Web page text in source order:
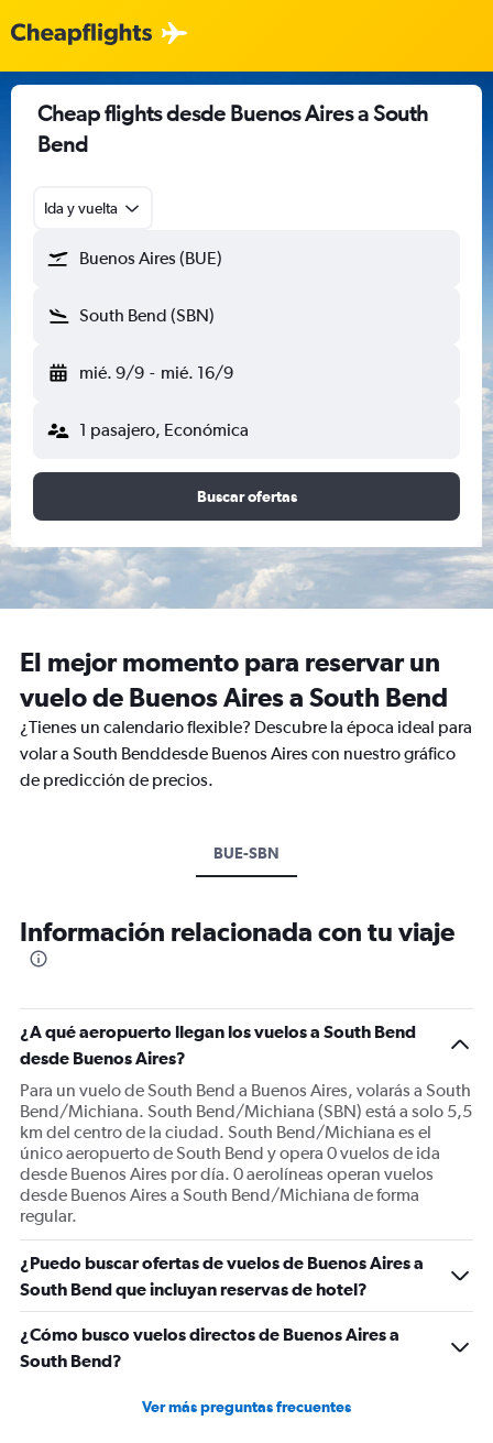
Cheap flights desde Buenos Aires a South
Bend
Ida y vuelta
Buenos Aires (BUE)
South Bend (SBN)
mié. 9/9 - mié. 16/9
1 pasajero, Económica
Buscar ofertas
El mejor momento para reservar un
vuelo de Buenos Aires a South Bend
¿Tienes un calendario flexible? Descubre la época ideal para
volar a South Benddesde Buenos Aires con nuestro gráfico
de predicción de precios.
BUE-SBN
Información relacionada con tu viaje
¿A qué aeropuerto llegan los vuelos a South Bend
desde Buenos Aires?
Para un vuelo de South Bend a Buenos Aires, volarás a South
Bend/Michiana. South Bend/Michiana (SBN) está a solo 5,5
km del centro de la ciudad. South Bend/Michiana es el
único aeropuerto de South Bend y opera 0 vuelos de ida
desde Buenos Aires por día. 0 aerolíneas operan vuelos
desde Buenos Aires a South Bend/Michiana de forma
regular.
¿Puedo buscar ofertas de vuelos de Buenos Aires a
South Bend que incluyan reservas de hotel?
¿Cómo busco vuelos directos de Buenos Aires a
South Bend?
Ver más preguntas frecuentes